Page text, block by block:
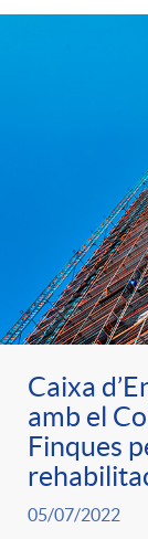
Caixa
amb el
Finques
05/07/2022